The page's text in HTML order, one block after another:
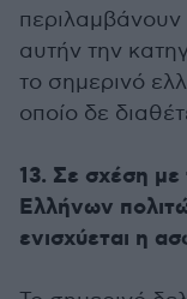
αυτήν την
το σημερινό
οποίο δε
13. Σε σχέση με
Ελλήνων
ενισχύεται η